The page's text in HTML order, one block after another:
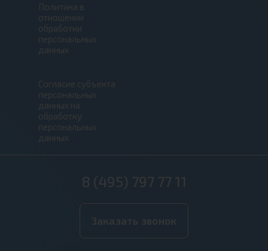
Политика в
отношении
обработки
персональных
данных
Согласие субъекта
персональных
данных на
обработку
персональных
данных
8 (495) 797 77 11
Заказать звонок